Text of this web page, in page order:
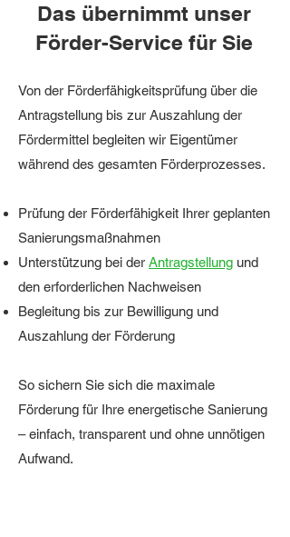
Das übernimmt unser
Förder-Service für Sie
Von der Förderfähigkeitsprüfung über die
Antragstellung bis zur Auszahlung der
Fördermittel begleiten wir Eigentümer
während des gesamten Förderprozesses.
Prüfung der Förderfähigkeit Ihrer geplanten
Sanierungsmaßnahmen
Unterstützung bei der Antragstellung und
den erforderlichen Nachweisen
Begleitung bis zur Bewilligung und
Auszahlung der Förderung
So sichern Sie sich die maximale
Förderung für Ihre energetische Sanierung
– einfach, transparent und ohne unnötigen
Aufwand.